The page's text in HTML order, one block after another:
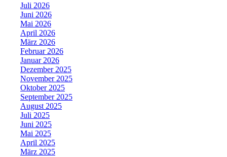
Juli 2026
Juni 2026
Mai 2026
April 2026
März 2026
Februar 2026
Januar 2026
Dezember 2025
November 2025
Oktober 2025
September 2025
August 2025
Juli 2025
Juni 2025
Mai 2025
April 2025
März 2025